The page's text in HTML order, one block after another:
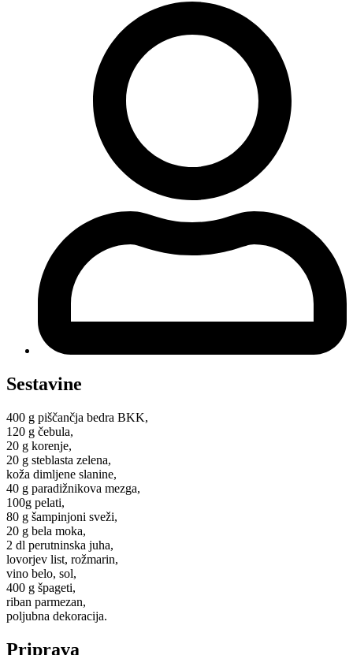
Sestavine
400 g piščančja bedra BKK,
120 g čebula,
20 g korenje,
20 g steblasta zelena,
koža dimljene slanine,
40 g paradižnikova mezga,
100g pelati,
80 g šampinjoni sveži,
20 g bela moka,
2 dl perutninska juha,
lovorjev list, rožmarin,
vino belo, sol,
400 g špageti,
riban parmezan,
poljubna dekoracija.
Priprava